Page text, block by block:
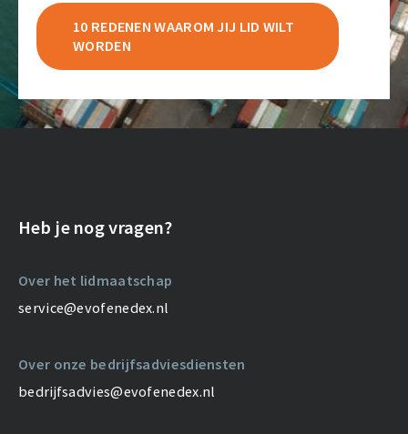
10 REDENEN WAAROM JIJ LID WILT
WORDEN
Heb je nog vragen?
Over het lidmaatschap
service@evofenedex.nl
Over onze bedrijfsadviesdiensten
bedrijfsadvies@evofenedex.nl